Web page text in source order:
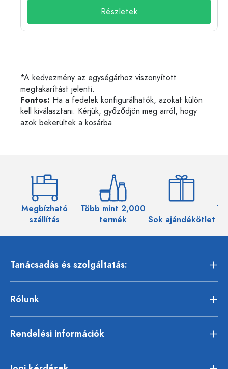
Részletek
*A kedvezmény az egységárhoz viszonyított
megtakarítást jelenti.
Fontos: Ha a fedelek konfigurálhatók, azokat külön
kell kiválasztani. Kérjük, győződjön meg arról, hogy
azok bekerültek a kosárba.
Megbízható
szállítás
Több mint 2,000
termék
Sok ajándékötlet
Tanácsadás és szolgáltatás:
Rólunk
Rendelési információk